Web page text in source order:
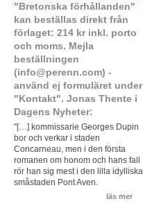
"Bretonska förhållanden"
kan beställas direkt från
förlaget: 214 kr inkl. porto
och moms. Mejla
beställningen
(info@perenn.com) -
använd ej formuläret under
"Kontakt". Jonas Thente i
Dagens Nyheter:
"[…] kommissarie Georges Dupin
bor och verkar i staden
Concarneau, men i den första
romanen om honom och hans fall
rör han sig mest i den lilla idylliska
småstaden Pont Aven.
läs mer